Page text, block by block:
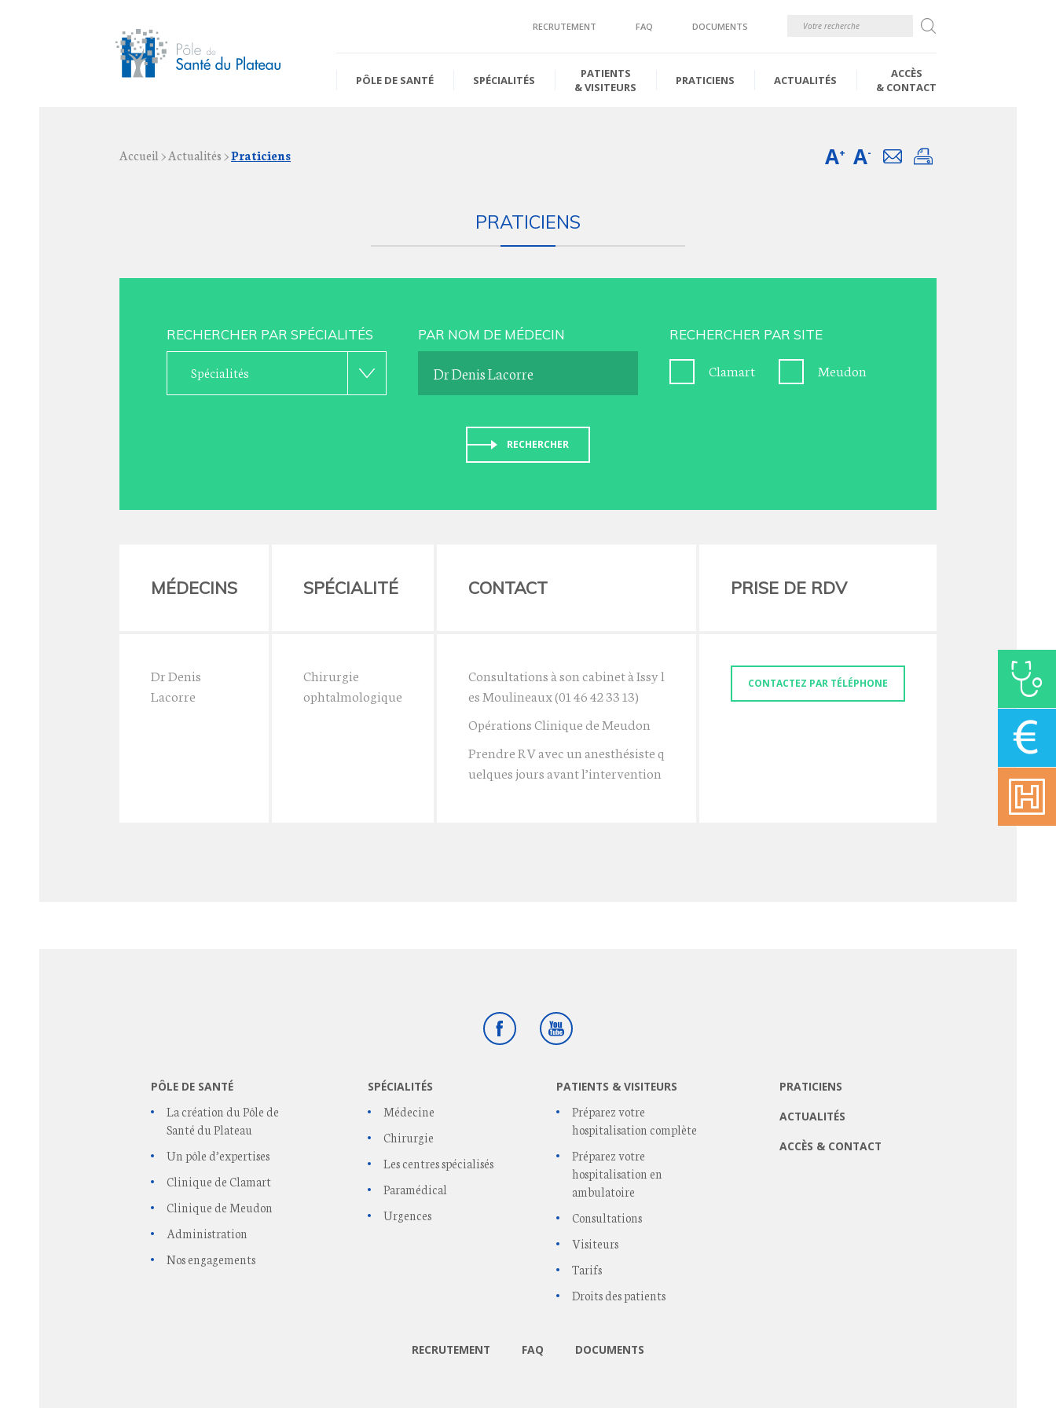
RECRUTEMENT FAQ DOCUMENTS
PÔLE DE SANTÉ SPÉCIALITÉS
PATIENTS
& VISITEURS
PRATICIENS ACTUALITÉS
ACCÈS
& CONTACT
Accueil >Actualités >Praticiens A+ A- EmailImprimer
PRATICIENS
RECHERCHER PAR SPÉCIALITÉS
Spécialités
PAR NOM DE MÉDECIN RECHERCHER PAR SITE
Clamart Meudon
RECHERCHER
MÉDECINS SPÉCIALITÉ CONTACT PRISE DE RDV
Dr Denis
Lacorre
Chirurgie
ophtalmologique
Consultations à son cabinet à Issy l
es Moulineaux (01 46 42 33 13)
Opérations Clinique de Meudon
Prendre RV avec un anesthésiste q
uelques jours avant l’intervention
CONTACTEZ PAR TÉLÉPHONE
FacebookYoutube
PÔLE DE SANTÉ
La création du Pôle de
Santé du Plateau
Un pôle d’expertises
Clinique de Clamart
Clinique de Meudon
Administration
Nos engagements
SPÉCIALITÉS
Médecine
Chirurgie
Les centres spécialisés
Paramédical
Urgences
PATIENTS & VISITEURS
Préparez votre
hospitalisation complète
Préparez votre
hospitalisation en
ambulatoire
Consultations
Visiteurs
Tarifs
Droits des patients
PRATICIENS
ACTUALITÉS
ACCÈS & CONTACT
RECRUTEMENT FAQ DOCUMENTS